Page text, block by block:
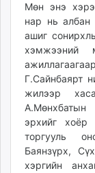
shuum.mn
times.mn
tvmongolia.mn
mass.mn
unegui.mn
assa.mn
toim.mn
tac.mn
paparazzi.mn
unread.today
Мөн энэ
нар нь албан
ашиг
хэмжээний
Г.Сайнбаярт
жилээр
А.Мөнхбатын
эрхийг хоёр
торгууль
Баянзүрх,
хэргийн